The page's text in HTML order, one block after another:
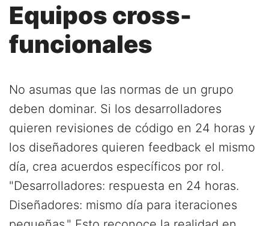
Equipos cross-
funcionales
No asumas que las normas de un grupo
deben dominar. Si los desarrolladores
quieren revisiones de código en 24 horas y
los diseñadores quieren feedback el mismo
día, crea acuerdos específicos por rol.
"Desarrolladores: respuesta en 24 horas.
Diseñadores: mismo día para iteraciones